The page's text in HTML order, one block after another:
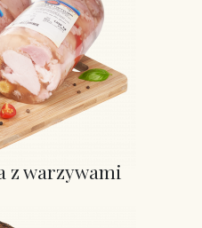
z warzywami